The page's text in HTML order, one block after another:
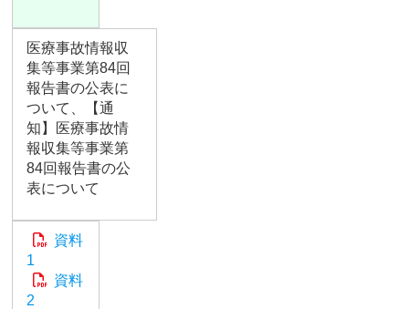
医療事故情報収
集等事業第84回
報告書の公表に
ついて、【通
知】医療事故情
報収集等事業第
84回報告書の公
表について
資料
1
資料
2